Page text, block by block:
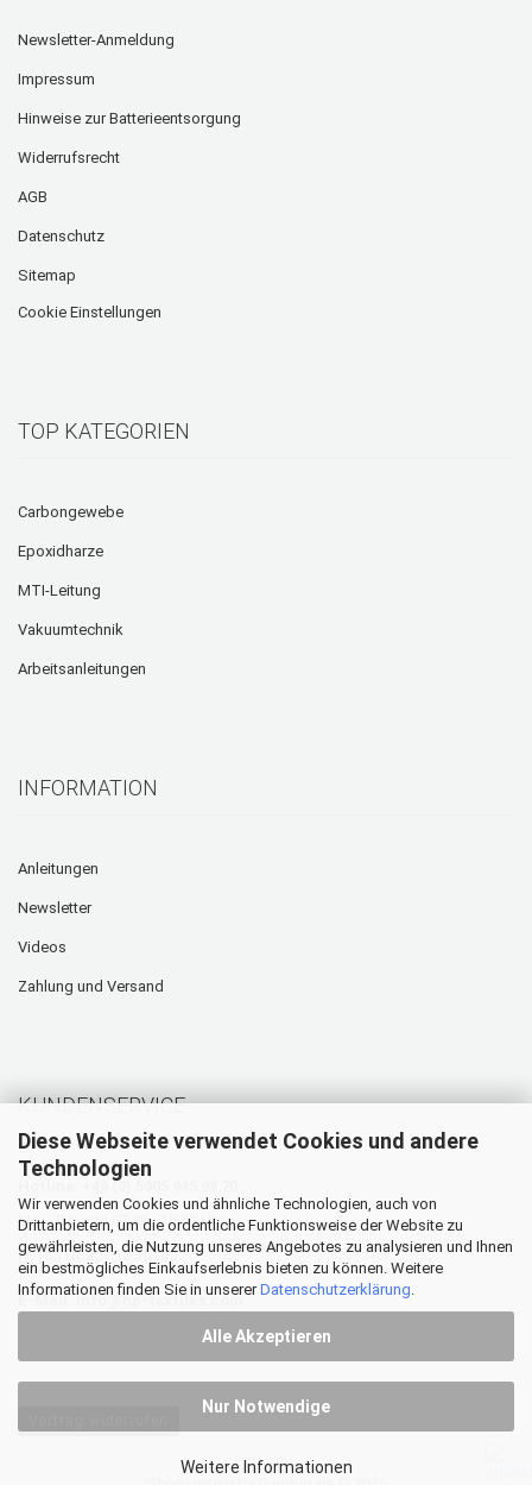
Diese Webseite verwendet Cookies und andere
Technologien
Wir verwenden Cookies und ähnliche Technologien, auch von
Drittanbietern, um die ordentliche Funktionsweise der Website zu
gewährleisten, die Nutzung unseres Angebotes zu analysieren und Ihnen
ein bestmögliches Einkaufserlebnis bieten zu können. Weitere
Informationen finden Sie in unsererDatenschutzerklärung
Alle Akzeptieren
Nur Notwendige
Weitere Informationen
Newsletter-Anmeldung
Impressum
Hinweise zur Batterieentsorgung
Widerrufsrecht
AGB
Datenschutz
Sitemap
Cookie Einstellungen
TOP KATEGORIEN
Carbongewebe
Epoxidharze
MTI-Leitung
Vakuumtechnik
Arbeitsanleitungen
INFORMATION
Anleitungen
Newsletter
Videos
Zahlung und Versand
KUNDENSERVICE
Hotline: +49 (0) 5905 945 98 70
Mo. - Do. von 07:30 - 16:00 Uhr
Fr. von 07:30 - 12:30 Uhr
E-Mail:info@hp-textiles.com